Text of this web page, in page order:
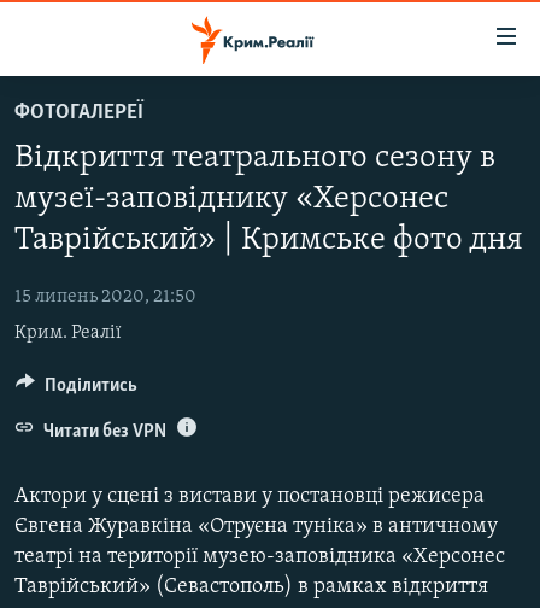
до
основного
матеріалу
Перейти
до
навігації
Перейти
пошуку
ВОДА.КРИМ
ВІДЕО ТА ФОТО
ПОЛІТИКА
БЛОГИ
ПОГЛЯД
ІНТЕРВ'Ю
ВСЕ ЗА ДЕНЬ
ДЕПОРТАЦІЯ
ВІДЕОУРОКИ «ELIFBE»
ЯК ОБІЙТИ БЛОКУВАННЯ
Русский
ФОТОГАЛЕРЕЇ
Відкриття театрального сезону в
музеї-заповіднику «Херсонес
Таврійський» | Кримське фото дня
15 липень 2020, 21:50
Крим. Реалії
Актори у сцені з вистави у постановці режисера
Євгена Журавкіна «Отруєна туніка» в античному
театрі на території музею-заповідника «Херсонес
Таврійський» (Севастополь) в рамках відкриття
Поділитись
Читати без VPN